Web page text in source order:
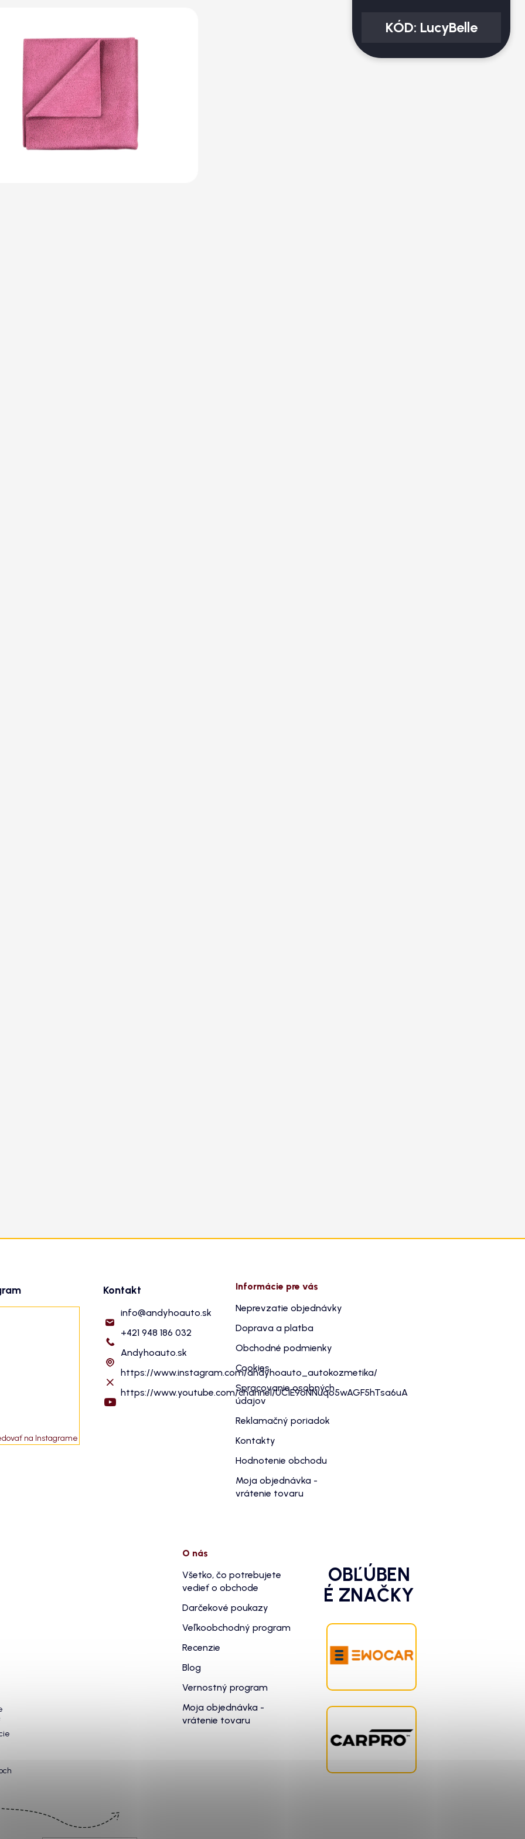
na Instagrame
Kontakt
info@andyhoauto.sk
+421 948 186 032
Andyhoauto.sk
https://www.instagram.com/andyhoauto_autokozmetika/
https://www.youtube.com/channel/UC1E9oNNuqo5wAGF5hTsa6uA
Informácie pre vás
Neprevzatie objednávky
Doprava a platba
Obchodné podmienky
Cookies
Spracovanie osobných
údajov
Reklamačný poriadok
Kontakty
Hodnotenie obchodu
Moja objednávka -
vrátenie tovaru
O nás
Všetko, čo potrebujete
vedieť o obchode
Darčekové poukazy
Veľkoobchodný program
Recenzie
Blog
Vernostný program
Moja objednávka -
vrátenie tovaru
OBĽÚBEN
É ZNAČKY
KÓD: LucyBelle